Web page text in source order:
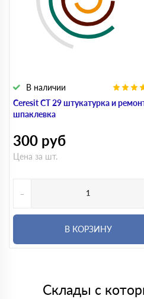
Ceresit CT 29 штукатурка и
шпаклевка
В наличии
300 руб
Цена за шт.
-
В КОРЗИНУ
Склады с